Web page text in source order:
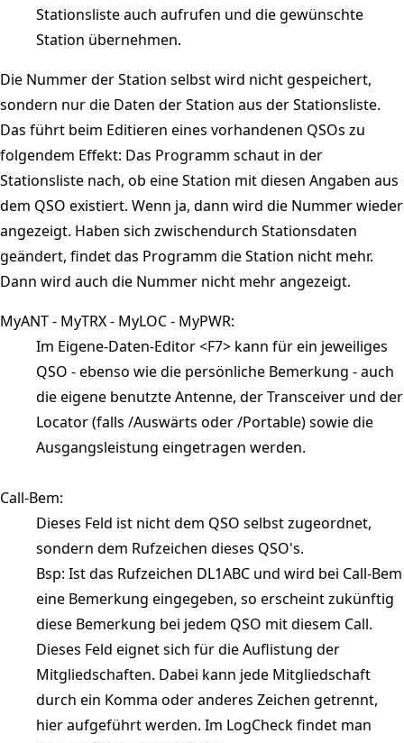
Stationsliste auch aufrufen und die gewünschte
Station übernehmen.
Die Nummer der Station selbst wird nicht gespeichert,
sondern nur die Daten der Station aus der Stationsliste.
Das führt beim Editieren eines vorhandenen QSOs zu
folgendem Effekt: Das Programm schaut in der
Stationsliste nach, ob eine Station mit diesen Angaben aus
dem QSO existiert. Wenn ja, dann wird die Nummer wieder
angezeigt. Haben sich zwischendurch Stationsdaten
geändert, findet das Programm die Station nicht mehr.
Dann wird auch die Nummer nicht mehr angezeigt.
MyANT - MyTRX - MyLOC - MyPWR:
Im Eigene-Daten-Editor <F7> kann für ein jeweiliges
QSO - ebenso wie die persönliche Bemerkung - auch
die eigene benutzte Antenne, der Transceiver und der
Locator (falls /Auswärts oder /Portable) sowie die
Ausgangsleistung eingetragen werden.
Call-Bem:
Dieses Feld ist nicht dem QSO selbst zugeordnet,
sondern dem Rufzeichen dieses QSO's.
Bsp: Ist das Rufzeichen DL1ABC und wird bei Call-Bem
eine Bemerkung eingegeben, so erscheint zukünftig
diese Bemerkung bei jedem QSO mit diesem Call.
Dieses Feld eignet sich für die Auflistung der
Mitgliedschaften. Dabei kann jede Mitgliedschaft
durch ein Komma oder anderes Zeichen getrennt,
hier aufgeführt werden. Im LogCheck findet man